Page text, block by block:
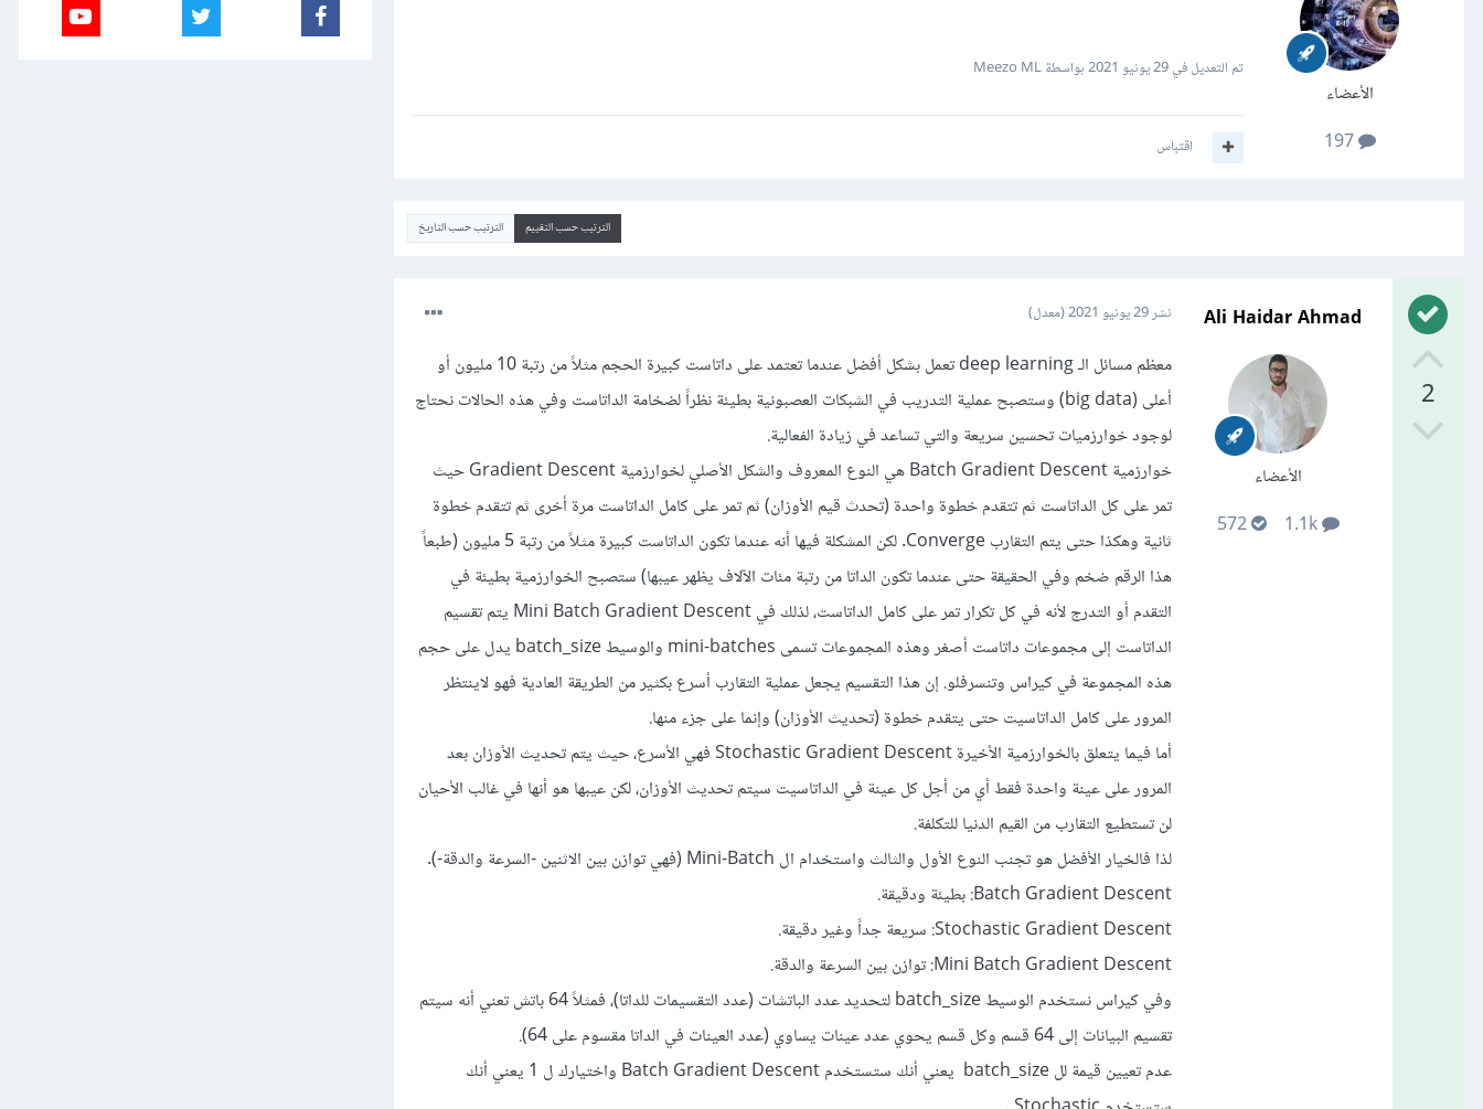
الأعضاء
197
تم التعديل في29 يونيو 2021 بواسطة Meezo ML
اقتباس
الترتيب حسب التقييم الترتيب حسب التاريخ
2
Ali Haidar Ahmad
الأعضاء
1.1k
572
نشر29 يونيو 2021 (معدل)
معظم مسائل الـ deep learning تعمل بشكل أفضل عندما تعتمد على داتاست كبيرة الحجم مثلاً من رتبة 10 مليون أو
أعلى (big data) وستصبح عملية التدريب في الشبكات العصبونية بطيئة نظراً لضخامة الداتاست وفي هذه الحالات نحتاج
لوجود خوارزميات تحسين سريعة والتي تساعد في زيادة الفعالية.
خوارزمية Batch Gradient Descent هي النوع المعروف والشكل الأصلي لخوارزمية Gradient Descent حيث
تمر على كل الداتاست ثم تتقدم خطوة واحدة (تحدث قيم الأوزان) ثم تمر على كامل الداتاست مرة أخرى ثم تتقدم خطوة
ثانية وهكذا حتى يتم التقارب Converge. لكن المشكلة فيها أنه عندما تكون الداتاست كبيرة مثلاً من رتبة 5 مليون (طبعاً
هذا الرقم ضخم وفي الحقيقة حتى عندما تكون الداتا من رتبة مئات الآلاف يظهر عيبها) ستصبح الخوارزمية بطيئة في
التقدم أو التدرج لأنه في كل تكرار تمر على كامل الداتاست، لذلك في Mini Batch Gradient Descent يتم تقسيم
الداتاست إلى مجموعات داتاست أصغر وهذه المجموعات تسمى mini-batches والوسيط batch_size يدل على حجم
هذه المجموعة في كيراس وتنسرفلو. إن هذا التقسيم يجعل عملية التقارب أسرع بكثير من الطريقة العادية فهو لاينتظر
المرور على كامل الداتاسيت حتى يتقدم خطوة (تحديث الأوزان) وإنما على جزء منها.
أما فيما يتعلق بالخوارزمية الأخيرة Stochastic Gradient Descent فهي الأسرع، حيث يتم تحديث الأوزان بعد
المرور على عينة واحدة فقط أي من أجل كل عينة في الداتاسيت سيتم تحديث الأوزان، لكن عيبها هو أنها في غالب الأحيان
لن تستطيع التقارب من القيم الدنيا للتكلفة.
لذا فالخيار الأفضل هو تجنب النوع الأول والثالث واستخدام ال Mini-Batch (فهي توازن بين الاثنين -السرعة والدقة-).
Batch Gradient Descent: بطيئة ودقيقة.
Stochastic Gradient Descent: سريعة جداً وغير دقيقة.
Mini Batch Gradient Descent: توازن بين السرعة والدقة.
وفي كيراس نستخدم الوسيط batch_size لتحديد عدد الباتشات (عدد التقسيمات للداتا)، فمثلاً 64 باتش تعني أنه سيتم
تقسيم البيانات إلى 64 قسم وكل قسم يحوي عدد عينات يساوي (عدد العينات في الداتا مقسوم على 64).
عدم تعيين قيمة لل batch_size يعني أنك ستستخدم Batch Gradient Descent واختيارك ل 1 يعني أنك